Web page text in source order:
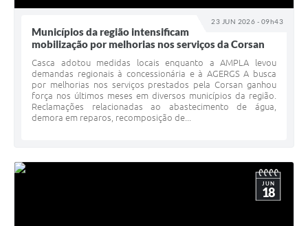
23 JUN 2026 - 09h43
Municípios da região intensificam
mobilização por melhorias nos serviços da Corsan
Casca adotou medidas locais enquanto a AMPLA levou
demandas regionais à concessionária e à AGERGS A busca
por melhorias nos serviços prestados pela Corsan ganhou
força nos últimos meses em diversos municípios da região.
Reclamações relacionadas ao abastecimento de água,
demora em reparos, recomposição de...
JUN
18